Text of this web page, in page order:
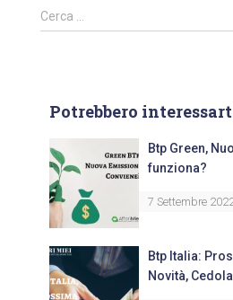
Cerca …
Potrebbero
Btp Green,
funziona?
7 Settembre
Btp Italia:
Novità,